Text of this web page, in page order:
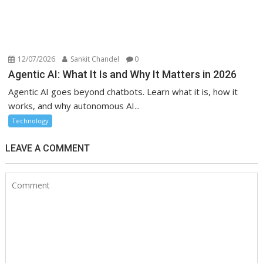
12/07/2026 Sankit Chandel 0
Agentic AI: What It Is and Why It Matters in 2026
Agentic AI goes beyond chatbots. Learn what it is, how it
works, and why autonomous AI...
Technology
LEAVE A COMMENT